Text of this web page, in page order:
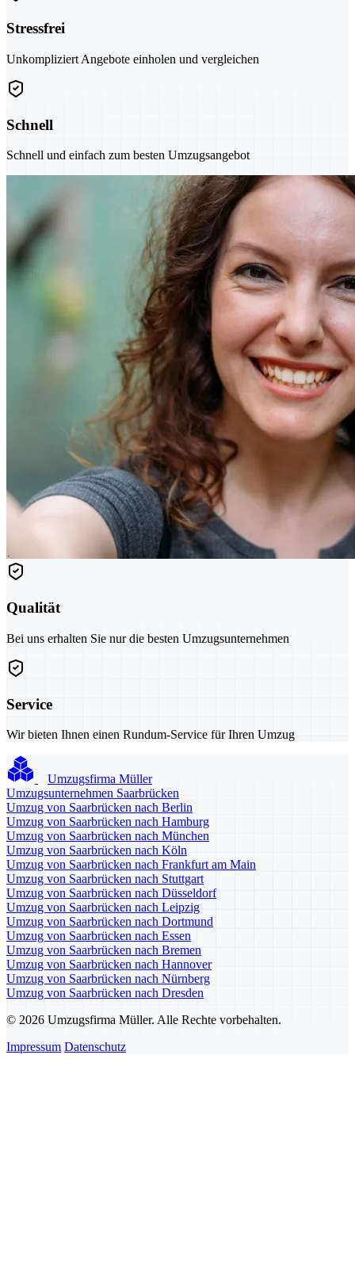
Stressfrei
Unkompliziert Angebote einholen und vergleichen
Schnell
Schnell und einfach zum besten Umzugsangebot
Qualität
Bei uns erhalten Sie nur die besten Umzugsunternehmen
Service
Wir bieten Ihnen einen Rundum-Service für Ihren Umzug
Umzugsfirma Müller
Umzugsunternehmen Saarbrücken
Umzug von Saarbrücken nach Berlin
Umzug von Saarbrücken nach Hamburg
Umzug von Saarbrücken nach München
Umzug von Saarbrücken nach Köln
Umzug von Saarbrücken nach Frankfurt am Main
Umzug von Saarbrücken nach Stuttgart
Umzug von Saarbrücken nach Düsseldorf
Umzug von Saarbrücken nach Leipzig
Umzug von Saarbrücken nach Dortmund
Umzug von Saarbrücken nach Essen
Umzug von Saarbrücken nach Bremen
Umzug von Saarbrücken nach Hannover
Umzug von Saarbrücken nach Nürnberg
Umzug von Saarbrücken nach Dresden
© 2026 Umzugsfirma Müller. Alle Rechte vorbehalten.
Impressum Datenschutz